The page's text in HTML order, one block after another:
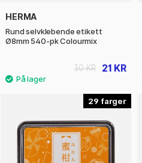
HERMA
Rund selvklebende etikett
Ø8mm 540-pk Colourmix
21 KR
30 KR
29